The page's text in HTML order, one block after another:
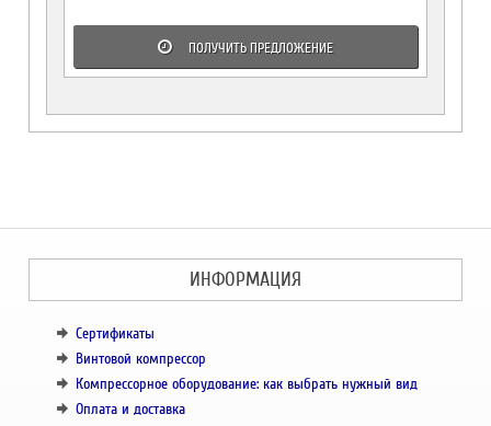
ПОЛУЧИТЬ ПРЕДЛОЖЕНИЕ
ИНФОРМАЦИЯ
Сертификаты
Винтовой компрессор
Компрессорное оборудование: как выбрать нужный вид
Оплата и доставка